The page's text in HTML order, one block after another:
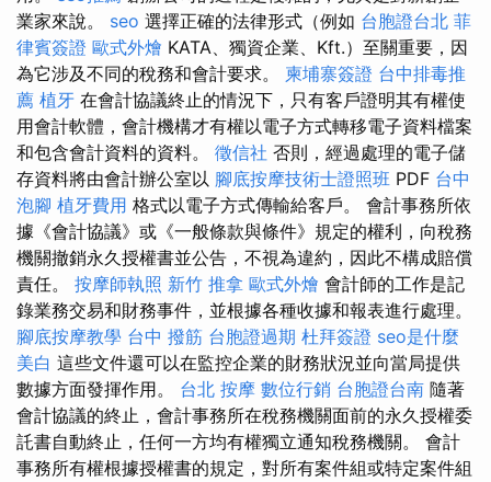
業家來說。 seo 選擇正確的法律形式（例如 台胞證台北 菲
律賓簽證 歐式外燴 KATA、獨資企業、Kft.）至關重要，因
為它涉及不同的稅務和會計要求。 柬埔寨簽證 台中排毒推
薦 植牙 在會計協議終止的情況下，只有客戶證明其有權使
用會計軟體，會計機構才有權以電子方式轉移電子資料檔案
和包含會計資料的資料。 徵信社 否則，經過處理的電子儲
存資料將由會計辦公室以 腳底按摩技術士證照班 PDF 台中
泡腳 植牙費用 格式以電子方式傳輸給客戶。 會計事務所依
據《會計協議》或《一般條款與條件》規定的權利，向稅務
機關撤銷永久授權書並公告，不視為違約，因此不構成賠償
責任。 按摩師執照 新竹 推拿 歐式外燴 會計師的工作是記
錄業務交易和財務事件，並根據各種收據和報表進行處理。
腳底按摩教學 台中 撥筋 台胞證過期 杜拜簽證 seo是什麼
美白 這些文件還可以在監控企業的財務狀況並向當局提供
數據方面發揮作用。 台北 按摩 數位行銷 台胞證台南 隨著
會計協議的終止，會計事務所在稅務機關面前的永久授權委
託書自動終止，任何一方均有權獨立通知稅務機關。 會計
事務所有權根據授權書的規定，對所有案件組或特定案件組